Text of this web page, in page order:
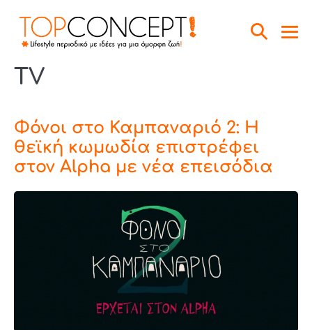
TV
Φόνοι στο Καμπαναριό 2: Η
θεϊκή κωμωδία επιστρέφει
στον Alpha με νέα επεισόδια